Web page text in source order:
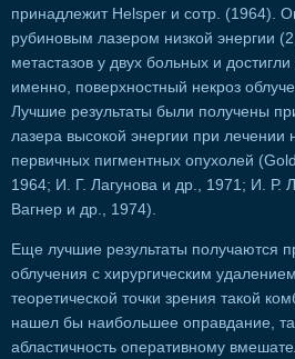
принадлежит Helsper и сотр. (1964).
рубиновым лазером низкой энергии
метастазов у двух больных и
именно, поверхностный некроз
Лучшие результаты были получены
лазера высокой энергии при лечении
первичных пигментных опухолей
1964; И. Г. Лагунова и др., 1971; И. Р.
Вагнер и др., 1974).
Еще лучшие результаты получаются
облучения с хирургическим
теоретической точки зрения такой
нашел бы наибольшее оправдание,
абластичность оперативному